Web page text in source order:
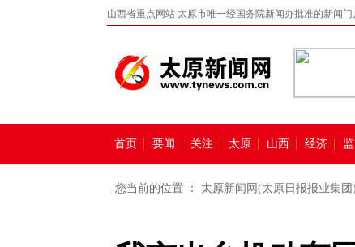
山西省重点网站 太原市唯一经国务院新闻办批准的新闻门
首页 要闻 关注 太原 山西 经济
您当前的位置 ： 太原新闻网(太原日报报业集团)